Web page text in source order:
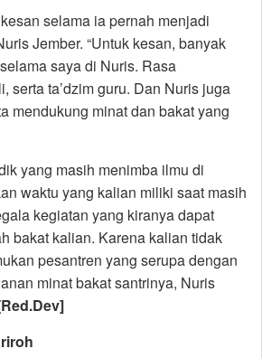
selama ia pernah menjadi
Jember. “Untuk kesan, banyak
saya di Nuris. Rasa
serta ta’dzim guru. Dan Nuris juga
mendukung minat dan bakat yang
yang masih menimba ilmu di
waktu yang kalian miliki saat masih
kegiatan yang kiranya dapat
bakat kalian. Karena kalian tidak
pesantren yang serupa dengan
minat bakat santrinya, Nuris